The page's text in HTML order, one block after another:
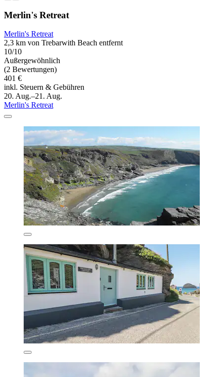
Merlin's Retreat
Merlin's Retreat
2,3 km von Trebarwith Beach entfernt
10/10
Außergewöhnlich
(2 Bewertungen)
401 €
inkl. Steuern & Gebühren
20. Aug.–21. Aug.
Merlin's Retreat